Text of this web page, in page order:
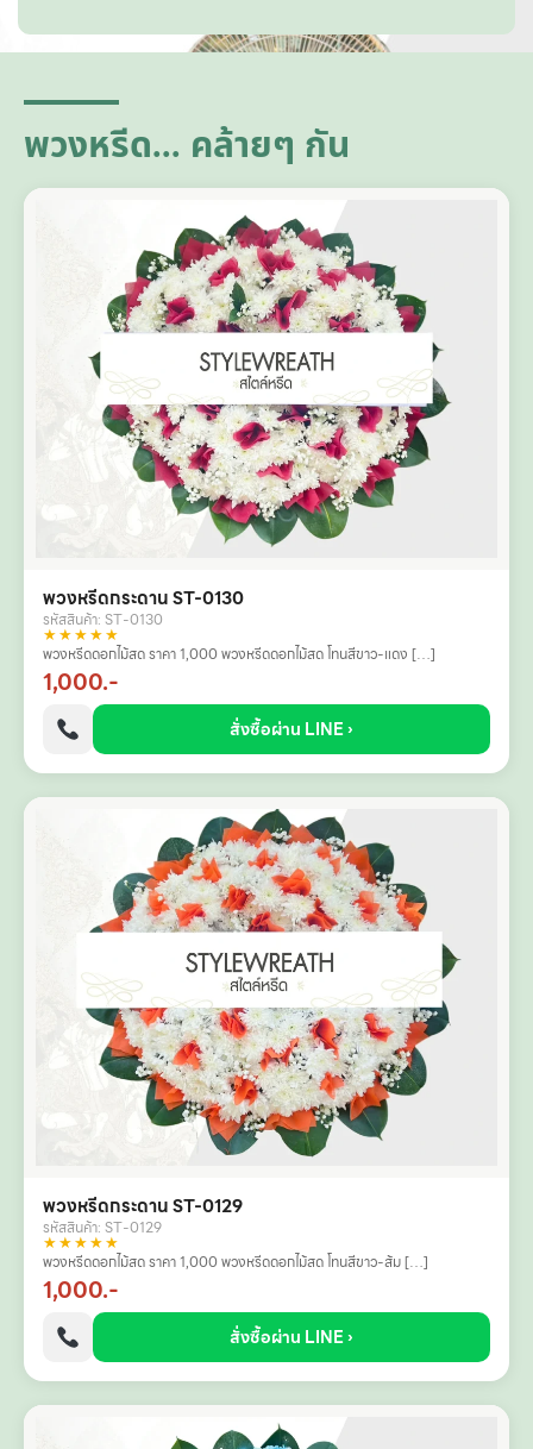
lt
e
n
a
ti
v
:
พวงหรีด... คล้ายๆ กัน
พวงหรีดกระดาน ST-0130
รหัสสินค้า: ST-0130
★★★★★
พวงหรีดดอกไม้สด ราคา 1,000 พวงหรีดดอกไม้สด โทนสีขาว-แดง […]
1,000.-
สั่งซื้อผ่าน LINE ›
พวงหรีดกระดาน ST-0129
รหัสสินค้า: ST-0129
★★★★★
พวงหรีดดอกไม้สด ราคา 1,000 พวงหรีดดอกไม้สด โทนสีขาว-ส้ม […]
1,000.-
สั่งซื้อผ่าน LINE ›